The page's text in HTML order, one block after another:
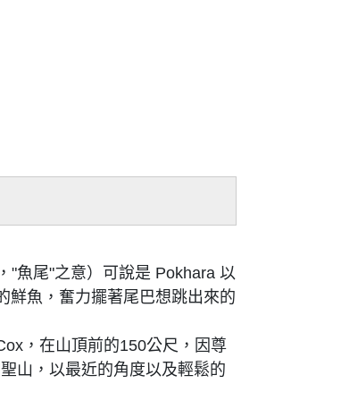
"魚尾"之意）可說是 Pokhara 以
鮮魚，奮力擺著尾巴想跳出來的
，在山頂前的150公尺，因尊
山，以最近的角度以及輕鬆的